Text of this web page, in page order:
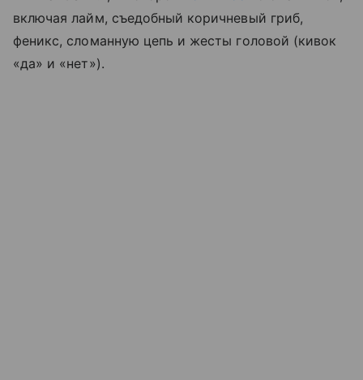
включая лайм, съедобный коричневый гриб,
феникс, сломанную цепь и жесты головой (кивок
«да» и «нет»).